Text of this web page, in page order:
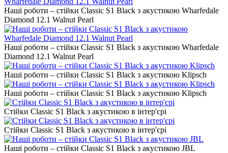
Наші роботи – стійки Classic S1 Black з акустикою Wharfedale
Diamond 12.1 Walnut Pearl
Наші роботи – стійки Classic S1 Black з акустикою Wharfedale
Diamond 12.1 Walnut Pearl
Наші роботи – стійки Classic S1 Black з акустикою Klipsch
Наші роботи – стійки Classic S1 Black з акустикою Klipsch
Стійки Classic S1 Black з акустикою в інтер'єрі
Стійки Classic S1 Black з акустикою в інтер'єрі
Наші роботи – стійки Classic S1 Black з акустикою JBL